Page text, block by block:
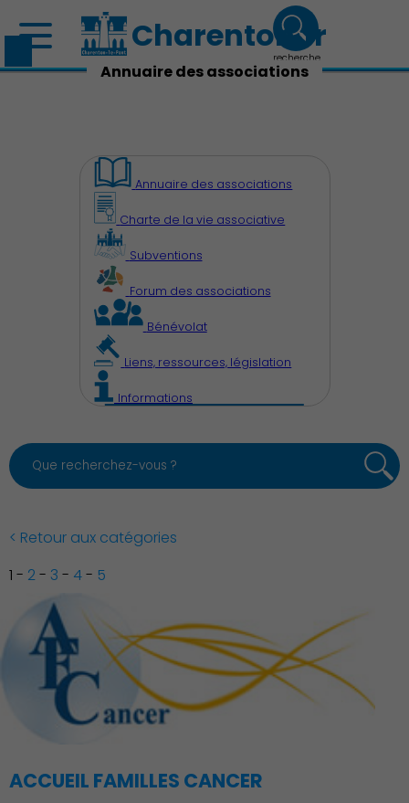
Charenton.fr
recherche
Annuaire des associations
Annuaire des associations
Charte de la vie associative
Subventions
Forum des associations
Bénévolat
Liens, ressources, législation
Informations
< Retour aux catégories
1 - 2- 3 - 4- 5
ACCUEIL FAMILLES CANCER